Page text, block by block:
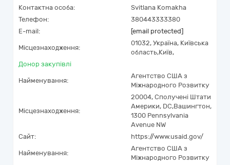
Контактна особа:
Svitlana Komakha
Телефон:
380443333380
E-mail:
[email protected]
Місцезнаходження:
01032, Україна, Київська
область,Київ,
Донор закупівлі
Найменування:
Aгентство США з
Міжнародного Розвитку
Місцезнаходження:
20004, Сполучені Штати
Америки, DC,Вашингтон,
1300 Pennsylvania
Avenue NW
Сайт:
https://www.usaid.gov/
Найменування:
Aгентство США з
Міжнародного Розвитку